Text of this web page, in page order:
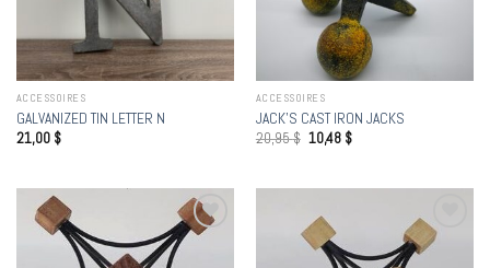
ACCESSOIRES
GALVANIZED TIN LETTER N
21,00 $
ACCESSOIRES
JACK’S CAST IRON JACKS
20,95$ 10,48 $
Add to
wishlist